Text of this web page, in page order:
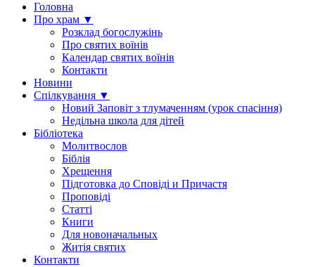
Головна
Про храм ▼
Розклад богослужінь
Про святих воїнів
Календар святих воїнів
Контакти
Новини
Спілкування ▼
Новий Заповіт з тлумаченням (урок спасіння)
Недільна школа для дітей
Бібліотека
Молитвослов
Біблія
Хрещення
Підготовка до Сповіді и Причастя
Проповіді
Статті
Книги
Для новоначальных
Житія святих
Контакти